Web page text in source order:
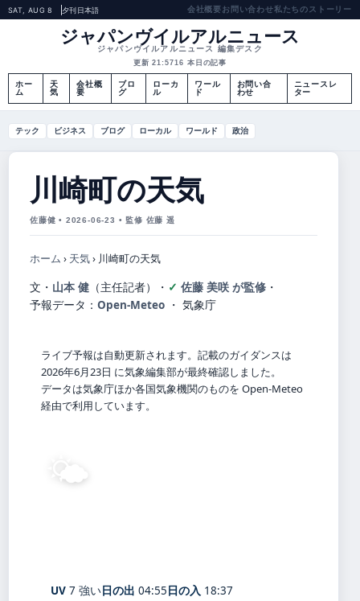
SAT, AUG 8 夕刊日本語 会社概要お問い合わせ私たちのストーリー
ジャパンヴイルアルニュース
ジャパンヴイルアルニュース 編集デスク
更新 21:5716 本日の記事
ホー
ム
天
気
会社概
要
ブロ
グ
ローカ
ル
ワール
ド
お問い合
わせ
ニュースレ
ター
テック ビジネス ブログ ローカル ワールド 政治
川崎町の天気
佐藤健 • 2026-06-23 • 監修 佐藤 遥
ホーム › 天気› 川崎町の天気
文・ 山本 健 （主任記者） ・ 佐藤 美咲 が監修 ・
予報データ： Open-Meteo ・ 気象庁
ライブ予報は自動更新されます。記載のガイダンスは
2026年6月23日 に気象編集部が最終確認しました。
データは気象庁ほか各国気象機関のものを Open-Meteo
経由で利用しています。
🌤️
UV 7 強い日の出 04:55日の入 18:37